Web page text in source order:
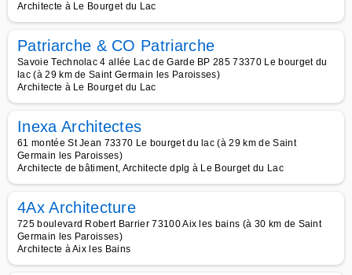
Architecte à Le Bourget du Lac
Patriarche & CO Patriarche
Savoie Technolac 4 allée Lac de Garde BP 285 73370 Le bourget du
lac (à 29 km de Saint Germain les Paroisses)
Architecte à Le Bourget du Lac
Inexa Architectes
61 montée St Jean 73370 Le bourget du lac (à 29 km de Saint
Germain les Paroisses)
Architecte de bâtiment, Architecte dplg à Le Bourget du Lac
4Ax Architecture
725 boulevard Robert Barrier 73100 Aix les bains (à 30 km de Saint
Germain les Paroisses)
Architecte à Aix les Bains